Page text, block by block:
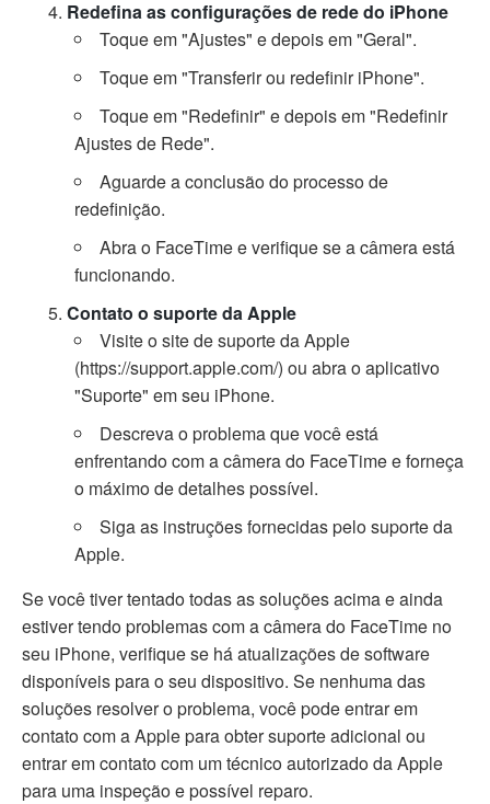
Redefina as configurações de rede do iPhone
Toque em "Ajustes" e depois em "Geral".
Toque em "Transferir ou redefinir iPhone".
Toque em "Redefinir" e depois em "Redefinir
Ajustes de Rede".
Aguarde a conclusão do processo de
redefinição.
Abra o FaceTime e verifique se a câmera está
funcionando.
Contato o suporte da Apple
Visite o site de suporte da Apple
(https://support.apple.com/) ou abra o aplicativo
"Suporte" em seu iPhone.
Descreva o problema que você está
enfrentando com a câmera do FaceTime e forneça
o máximo de detalhes possível.
Siga as instruções fornecidas pelo suporte da
Apple.
Se você tiver tentado todas as soluções acima e ainda
estiver tendo problemas com a câmera do FaceTime no
seu iPhone, verifique se há atualizações de software
disponíveis para o seu dispositivo. Se nenhuma das
soluções resolver o problema, você pode entrar em
contato com a Apple para obter suporte adicional ou
entrar em contato com um técnico autorizado da Apple
para uma inspeção e possível reparo.